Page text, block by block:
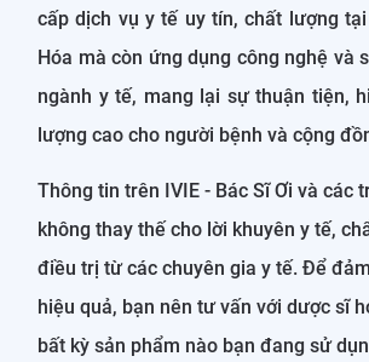
cấp dịch vụ y tế uy tín, chất lượng
Hóa mà còn ứng dụng công nghệ và
ngành y tế, mang lại sự thuận tiện,
lượng cao cho người bệnh và cộng
Thông tin trên IVIE - Bác Sĩ Ơi và các
không thay thế cho lời khuyên y tế,
điều trị từ các chuyên gia y tế. Để
hiệu quả, bạn nên tư vấn với dược sĩ
bất kỳ sản phẩm nào bạn đang sử